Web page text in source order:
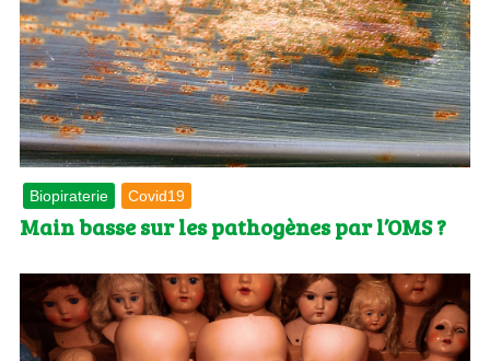
Biopiraterie Covid19
Main basse sur les pathogènes par l’OMS ?